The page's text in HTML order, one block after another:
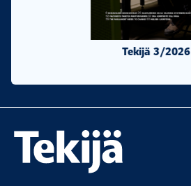
Tekijä 3/2026